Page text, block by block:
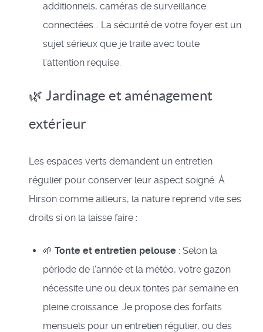
additionnels, caméras de surveillance
connectées... La sécurité de votre foyer est un
sujet sérieux que je traite avec toute
l'attention requise.
🌿 Jardinage et aménagement
extérieur
Les espaces verts demandent un entretien
régulier pour conserver leur aspect soigné. À
Hirson comme ailleurs, la nature reprend vite ses
droits si on la laisse faire :
🌱 Tonte et entretien pelouse : Selon la
période de l'année et la météo, votre gazon
nécessite une ou deux tontes par semaine en
pleine croissance. Je propose des forfaits
mensuels pour un entretien régulier, ou des